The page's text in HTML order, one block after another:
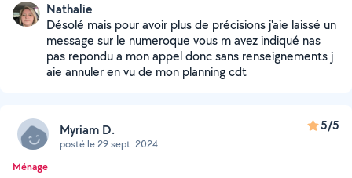
Nathalie
Désolé mais pour avoir plus de précisions j'aie laissé un
message sur le numeroque vous m avez indiqué nas
pas repondu a mon appel donc sans renseignements j
aie annuler en vu de mon planning cdt
Myriam D.
posté le 29 sept. 2024
5/5
Ménage